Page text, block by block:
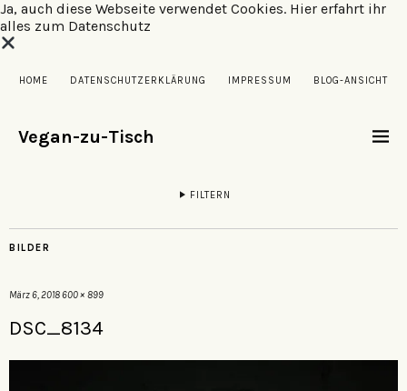
Ja, auch diese Webseite verwendet Cookies. Hier erfahrt ihr
alles zum Datenschutz
HOME DATENSCHUTZERKLÄRUNG IMPRESSUM BLOG-ANSICHT
Vegan-zu-Tisch
FILTERN
BILDER
März 6, 2018600 × 899
DSC_8134